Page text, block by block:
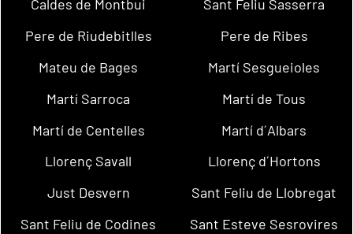
Caldes de Montbui
Sant Feliu Sasserra
Pere de Riudebitlles
Pere de Ribes
Mateu de Bages
Martí Sesgueioles
Martí Sarroca
Martí de Tous
Martí de Centelles
Martí d´Albars
Llorenç Savall
Llorenç d´Hortons
Just Desvern
Sant Feliu de Llobregat
Sant Feliu de Codines
Sant Esteve Sesrovires